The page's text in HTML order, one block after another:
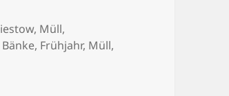
, Müll,
Schlagwörter
Bänke, Frühjahr, Müll,
am Damerower Weg